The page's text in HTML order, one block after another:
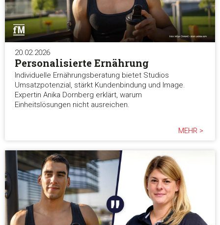
weiteren Daten zusammen, die Sie ihnen bereitgestellt
die sie im Rahmen Ihrer Nutzung der Dienste gesammelt
Einwilligungsauswahl
Notwendig
Präferenzen
Alle akzeptieren
Auswahl erlauben
20.02.2026
Personalisierte Ernährung
Individuelle Ernährungsberatung bietet Studios
Umsatzpotenzial, stärkt Kundenbindung und Image.
Expertin Anika Dornberg erklärt, warum
Einheitslösungen nicht ausreichen.
MEHR >